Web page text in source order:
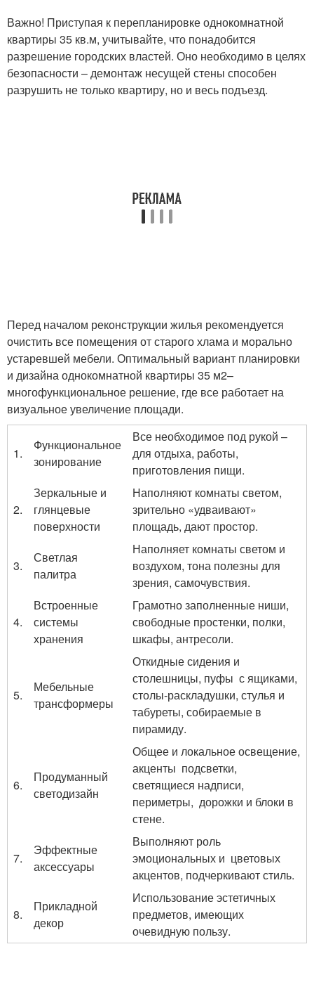
Важно! Приступая к перепланировке однокомнатной
квартиры 35 кв.м, учитывайте, что понадобится
разрешение городских властей. Оно необходимо в целях
безопасности – демонтаж несущей стены способен
разрушить не только квартиру, но и весь подъезд.
Перед началом реконструкции жилья рекомендуется
очистить все помещения от старого хлама и морально
устаревшей мебели. Оптимальный вариант планировки
и дизайна однокомнатной квартиры 35 м2–
многофункциональное решение, где все работает на
визуальное увеличение площади.
1.
Функциональное
зонирование
Все необходимое под рукой –
для отдыха, работы,
приготовления пищи.
2.
Зеркальные и
глянцевые
поверхности
Наполняют комнаты светом,
зрительно «удваивают»
площадь, дают простор.
3.
Светлая
палитра
Наполняет комнаты светом и
воздухом, тона полезны для
зрения, самочувствия.
4.
Встроенные
системы
хранения
Грамотно заполненные ниши,
свободные простенки, полки,
шкафы, антресоли.
5.
Мебельные
трансформеры
Откидные сидения и
столешницы, пуфы с ящиками,
столы-раскладушки, стулья и
табуреты, собираемые в
пирамиду.
6.
Продуманный
светодизайн
Общее и локальное освещение,
акценты подсветки,
светящиеся надписи,
периметры, дорожки и блоки в
стене.
7.
Эффектные
аксессуары
Выполняют роль
эмоциональных и цветовых
акцентов, подчеркивают стиль.
8.
Прикладной
декор
Использование эстетичных
предметов, имеющих
очевидную пользу.